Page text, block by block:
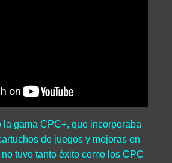
la gama CPC+, que incorporaba
de juegos y mejoras en
no tuvo tanto éxito como los CPC